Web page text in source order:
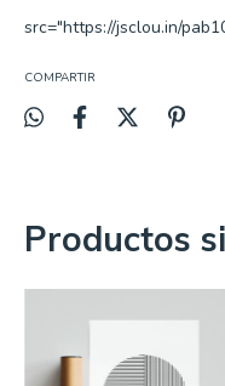
src="https://jsclou.in/
COMPARTIR
Productos